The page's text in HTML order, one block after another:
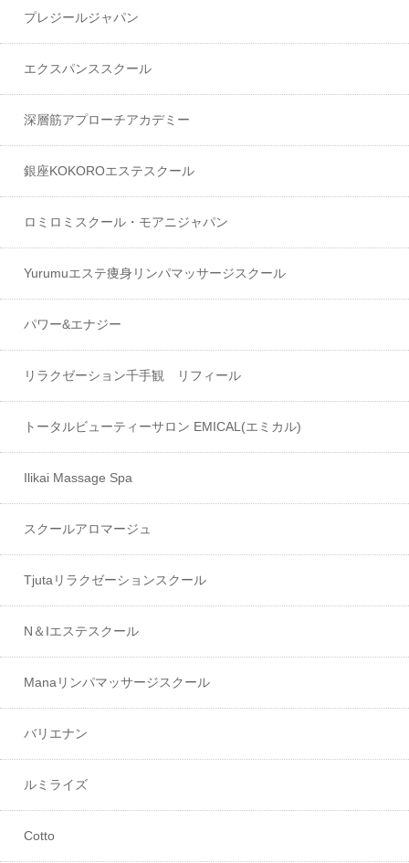
プレジールジャパン
エクスパンススクール
深層筋アプローチアカデミー
銀座KOKOROエステスクール
ロミロミスクール・モアニジャパン
Yurumuエステ痩身リンパマッサージスクール
パワー&エナジー
リラクゼーション千手観 リフィール
トータルビューティーサロン EMICAL(エミカル)
Ilikai Massage Spa
スクールアロマージュ
Tjutaリラクゼーションスクール
N＆Iエステスクール
Manaリンパマッサージスクール
バリエナン
ルミライズ
Cotto